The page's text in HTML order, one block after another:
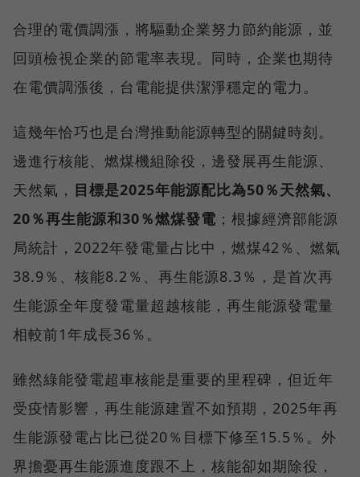
合理的電價調漲，將驅動企業努力節約能源，並
回頭檢視企業的節電率表現。同時，企業也期待
在電價調漲後，台電能提供潔淨穩定的電力。
這幾年恰巧也是台灣推動能源轉型的關鍵時刻。
邊進行核能、燃煤機組除役，邊發展再生能源、
天然氣， 目標是2025年能源配比為50％天然氣、
20％再生能源和30％燃煤發電 ；根據經濟部能源
局統計，2022年發電量占比中，燃煤42％、燃氣
38.9％、核能8.2％、再生能源8.3％，是首次再
生能源全年度發電量超越核能，再生能源發電量
相較前1年成長36％。
雖然綠能發電超車核能是重要的里程碑，但近年
受疫情影響，再生能源建置不如預期，2025年再
生能源發電占比已從20％目標下修至15.5％。外
界擔憂再生能源進度跟不上，核能卻如期除役，